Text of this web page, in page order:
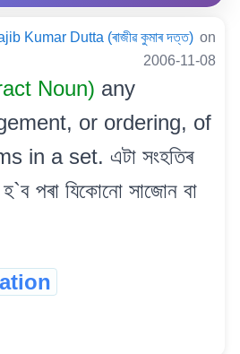
Kumar Dutta (ৰাজীৱ কুমাৰ দত্ত) on
2006-11-08
Noun) any
or ordering, of
in a set. এটা সংহতিৰ
হ‌`ব পৰা যিকোনো সাজোন বা